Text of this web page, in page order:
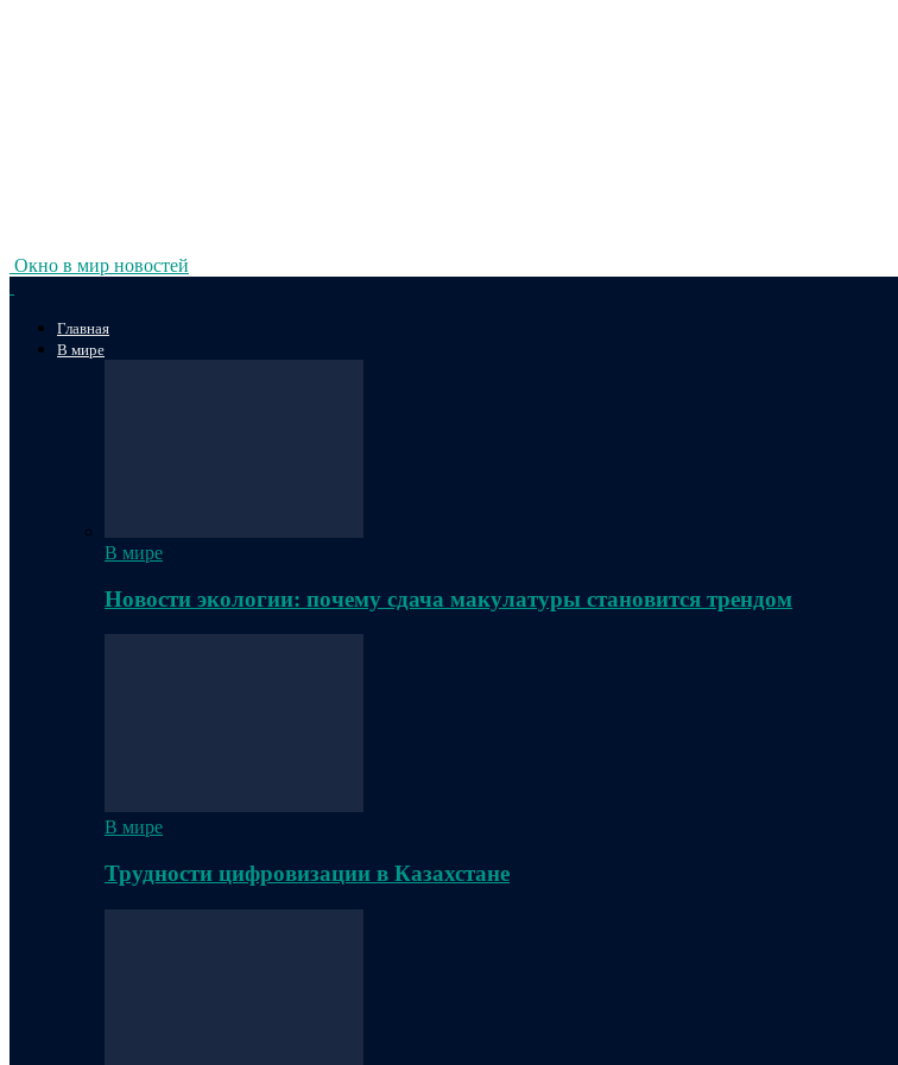
Окно в мир новостей
Главная
В мире
В мире
Новости экологии: почему сдача макулатуры становится трендом
В мире
Трудности цифровизации в Казахстане